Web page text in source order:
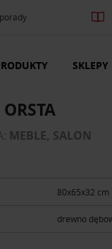
SKLEPY
MEBLE, SALON
80x65x32 cm
drewno